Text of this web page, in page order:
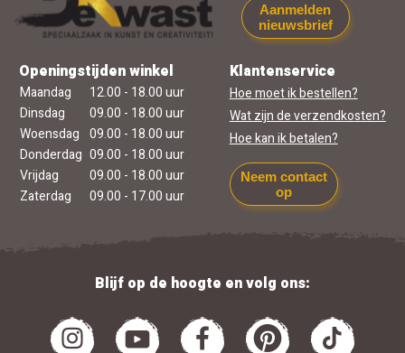
Aanmelden
nieuwsbrief
Openingstijden winkel
Maandag
12.00 - 18.00 uur
Dinsdag
09.00 - 18.00 uur
Woensdag 09.00 - 18.00 uur
Donderdag 09.00 - 18.00 uur
Vrijdag
09.00 - 18.00 uur
Zaterdag
09.00 - 17.00 uur
Klantenservice
Hoe moet ik bestellen?
Wat zijn de verzendkosten?
Hoe kan ik betalen?
Neem contact
op
Blijf op de hoogte en volg ons: